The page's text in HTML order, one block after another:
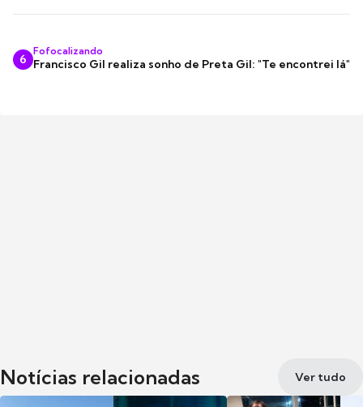
6
Fofocalizando
Francisco Gil realiza sonho de Preta Gil: "Te encontrei lá"
Notícias relacionadas Ver tudo